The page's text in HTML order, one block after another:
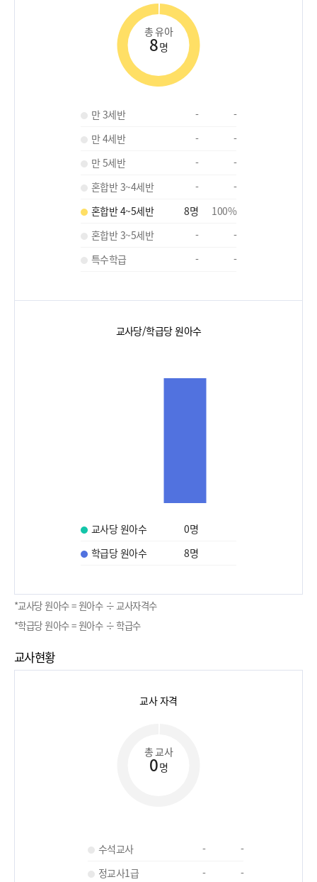
총 유아
8명
만 3세반 -
-
만 4세반
-
-
만 5세반
-
-
혼합반 3~4세반
-
-
혼합반 4~5세반
8명 100%
혼합반 3~5세반
-
-
특수학급
- -
교사당/학급당 원아수
교사당 원아수 0명
학급당 원아수
8명
*교사당 원아수 = 원아수 ÷ 교사자격수
*학급당 원아수 = 원아수 ÷ 학급수
교사현황
교사 자격
총 교사
0명
수석교사 -
-
정교사1급
-
-